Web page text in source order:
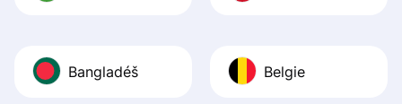
Bangladéš Belgie